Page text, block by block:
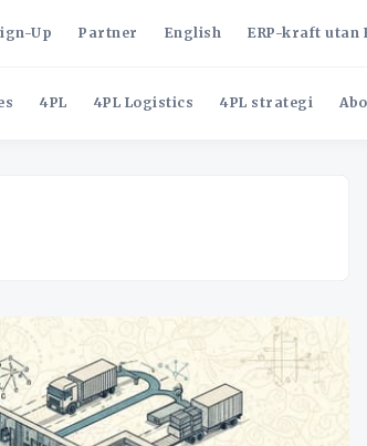
Up Partner English ERP-kraft utan
4PL 4PL Logistics 4PL strategi